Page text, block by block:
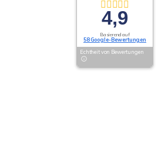
4,9
Basierend auf
58 Google-Bewertungen
Echtheit von Bewertungen